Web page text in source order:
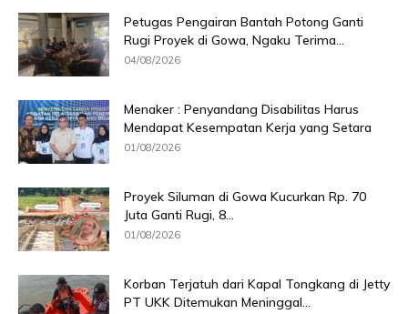
Petugas Pengairan Bantah Potong Ganti
Rugi Proyek di Gowa, Ngaku Terima...
04/08/2026
Menaker : Penyandang Disabilitas Harus
Mendapat Kesempatan Kerja yang Setara
01/08/2026
Proyek Siluman di Gowa Kucurkan Rp. 70
Juta Ganti Rugi, 8...
01/08/2026
Korban Terjatuh dari Kapal Tongkang di Jetty
PT UKK Ditemukan Meninggal...